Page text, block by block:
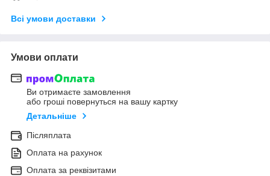
Всі умови доставки
Умови оплати
Ви отримаєте замовлення
або гроші повернуться на вашу картку
Детальніше
Післяплата
Оплата на рахунок
Оплата за реквізитами